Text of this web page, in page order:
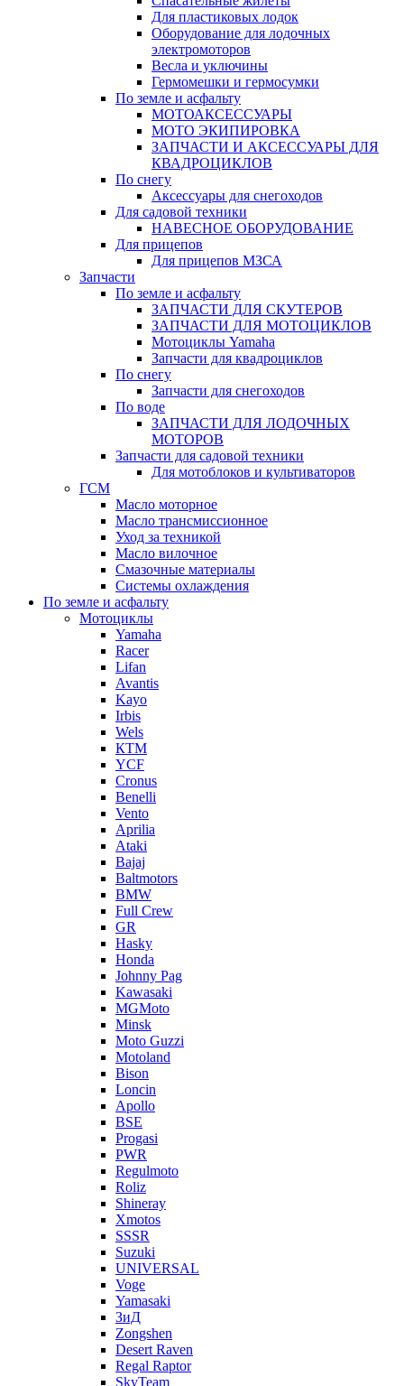
Для пластиковых лодок
Оборудование для лодочных
электромоторов
Весла и уключины
Гермомешки и гермосумки
По земле и асфальту
МОТОАКСЕССУАРЫ
МОТО ЭКИПИРОВКА
ЗАПЧАСТИ И АКСЕССУАРЫ ДЛЯ
КВАДРОЦИКЛОВ
По снегу
Аксессуары для снегоходов
Для садовой техники
НАВЕСНОЕ ОБОРУДОВАНИЕ
Для прицепов
Для прицепов МЗСА
Запчасти
По земле и асфальту
ЗАПЧАСТИ ДЛЯ СКУТЕРОВ
ЗАПЧАСТИ ДЛЯ МОТОЦИКЛОВ
Мотоциклы Yamaha
Запчасти для квадроциклов
По снегу
Запчасти для снегоходов
По воде
ЗАПЧАСТИ ДЛЯ ЛОДОЧНЫХ
МОТОРОВ
Запчасти для садовой техники
Для мотоблоков и культиваторов
ГСМ
Масло моторное
Масло трансмиссионное
Уход за техникой
Масло вилочное
Смазочные материалы
Системы охлаждения
По земле и асфальту
Мотоциклы
Yamaha
Racer
Lifan
Avantis
Kayo
Irbis
Wels
КТМ
YCF
Cronus
Benelli
Vento
Aprilia
Ataki
Bajaj
Baltmotors
BMW
Full Crew
GR
Hasky
Honda
Johnny Pag
Kawasaki
MGMoto
Minsk
Moto Guzzi
Motoland
Bison
Loncin
Apollo
BSE
Progasi
PWR
Regulmoto
Roliz
Shineray
Xmotos
SSSR
Suzuki
UNIVERSAL
Voge
Yamasaki
ЗиД
Zongshen
Desert Raven
Regal Raptor
SkyTeam